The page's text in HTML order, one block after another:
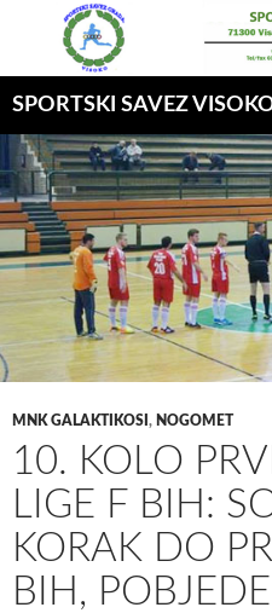
SPORTSKI SAVEZ
MNK GALAKTIKOSI , NOGOMET
10. KOLO
LIGE F BIH:
KORAK DO
BIH,